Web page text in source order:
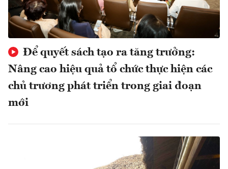
Để quyết sách tạo ra tăng trưởng:
Nâng cao hiệu quả tổ chức thực hiện các
chủ trương phát triển trong giai đoạn
mới